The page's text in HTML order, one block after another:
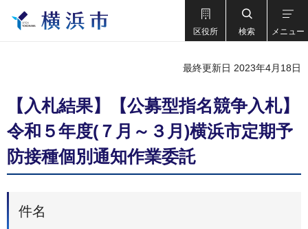
区役所 検索 メニュー
最終更新日 2023年4月18日
【入札結果】【公募型指名競争⼊札】
令和５年度(７月～３月)横浜市定期予
防接種個別通知作業委託
件名